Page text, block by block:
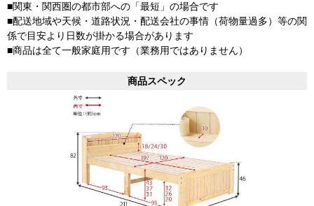
■関東・関西圏の都市部への「最短」の場合です
■配送地域や天候・道路状況・配送会社の事情（荷物量過多）等の関
係で目安より日数が掛かる場合があります
■商品は全て一般家庭用です（業務用ではありません）
商品スペック